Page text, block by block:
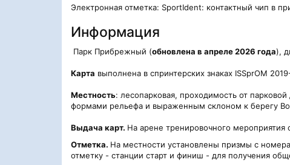
Электронная отметка: SportIdent: контактный чип в
Информация
Парк Прибрежный (обновлена в апреле 2026 года),
Карта выполнена в спринтерских знаках ISSprOM
Местность: лесопарковая, проходимость от
формами рельефа и выраженным склоном к берегу
Выдача карт. На арене тренировочного мероприятия
Отметка. На местности установлены призмы с
отметку - станции старт и финиш - для получения